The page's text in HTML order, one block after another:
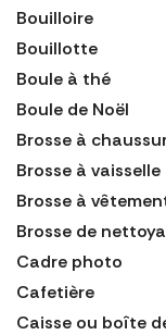
Bouilloire
Bouillotte
Boule à thé
Boule de Noël
Brosse à
Brosse à vaisselle
Brosse à
Brosse de
Cadre photo
Cafetière
Caisse ou boîte